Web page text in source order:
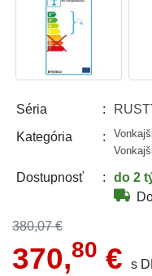
Séria
Kategória
Dostupnosť
do 2
380,07 €
370,80 €
s